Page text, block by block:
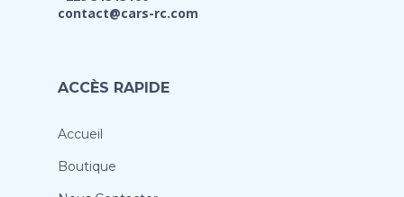
contact@cars-rc.com
ACCÈS RAPIDE
Accueil
Boutique